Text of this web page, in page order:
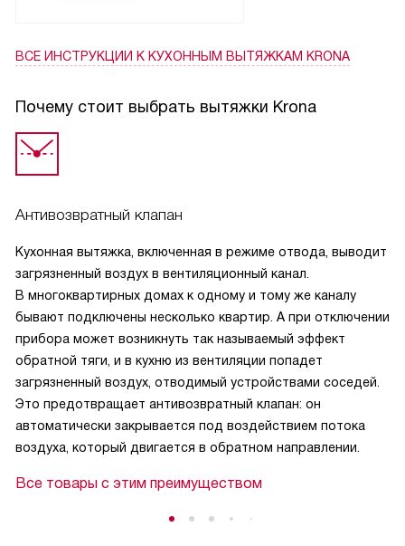
ВСЕ ИНСТРУКЦИИ К КУХОННЫМ ВЫТЯЖКАМ KRONA
Почему стоит выбрать вытяжки Krona
Антивозвратный клапан
Кухонная вытяжка, включенная в режиме отвода, выводит
загрязненный воздух в вентиляционный канал.
В многоквартирных домах к одному и тому же каналу
бывают подключены несколько квартир. А при отключении
прибора может возникнуть так называемый эффект
обратной тяги, и в кухню из вентиляции попадет
загрязненный воздух, отводимый устройствами соседей.
Это предотвращает антивозвратный клапан: он
автоматически закрывается под воздействием потока
воздуха, который двигается в обратном направлении.
Все товары с этим преимуществом